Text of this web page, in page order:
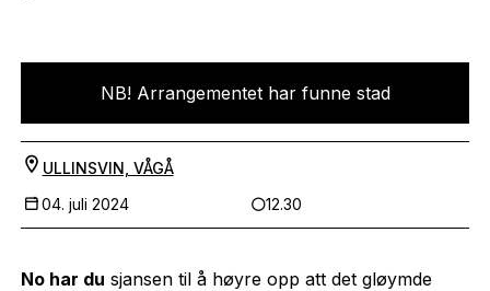
NB! Arrangementet har funne stad
ULLINSVIN, VÅGÅ
04. juli 2024
12.30
No har du sjansen til å høyre opp att det gløymde